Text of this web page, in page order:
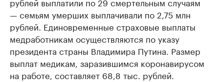
— семьям умерших выплачивали по 2,75 млн
рублей. Единовременные страховые выплаты
медработникам осуществляются по указу
президента страны Владимира Путина. Размер
выплат медикам, заразившимся коронавирусом
на работе, составляет 68,8 тыс. рублей.